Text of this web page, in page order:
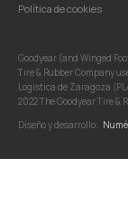
Goodyear (and Winged
Tire & Rubber Company
Logistica de Zaragoza
2022 The Goodyear Tire &
Diseño y desarrollo:
Política de cookies